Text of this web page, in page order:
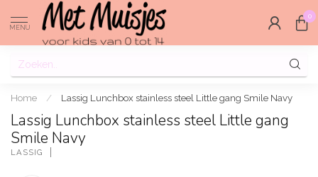
MENU
0
Home / Lassig Lunchbox stainless steel Little gang Smile Navy
Lassig Lunchbox stainless steel Little gang
Smile Navy
LASSIG